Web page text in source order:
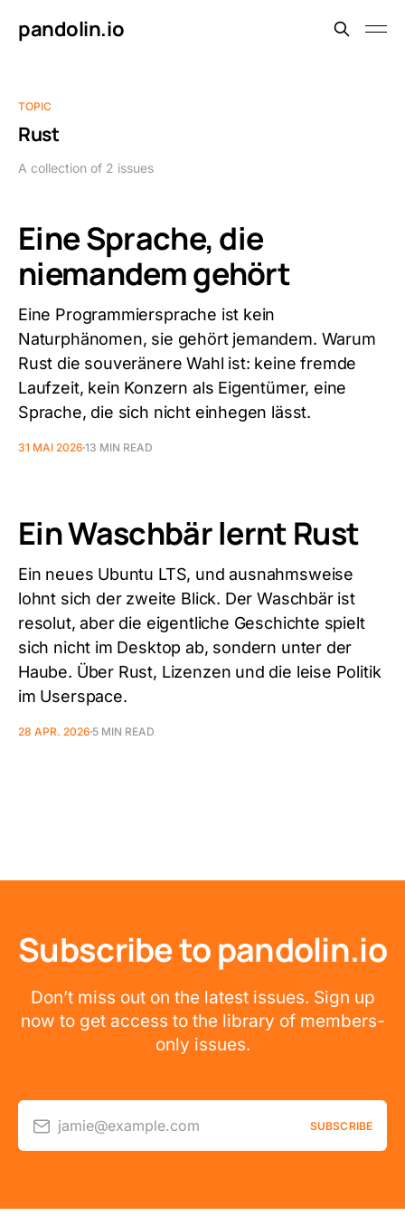
pandolin.io
TOPIC
Rust
A collection of 2 issues
Eine Sprache, die
niemandem gehört
Eine Programmiersprache ist kein
Naturphänomen, sie gehört jemandem. Warum
Rust die souveränere Wahl ist: keine fremde
Laufzeit, kein Konzern als Eigentümer, eine
Sprache, die sich nicht einhegen lässt.
31 MAI 2026 13 MIN READ
Ein Waschbär lernt Rust
Ein neues Ubuntu LTS, und ausnahmsweise
lohnt sich der zweite Blick. Der Waschbär ist
resolut, aber die eigentliche Geschichte spielt
sich nicht im Desktop ab, sondern unter der
Haube. Über Rust, Lizenzen und die leise Politik
im Userspace.
28 APR. 2026 5 MIN READ
Subscribe to pandolin.io
Don’t miss out on the latest issues. Sign up
now to get access to the library of members-
only issues.
jamie@example.com SUBSCRIBE